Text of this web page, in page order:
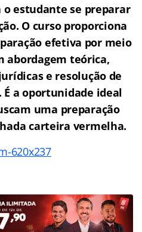
o estudante se preparar
O curso proporciona
efetiva por meio
abordagem teórica,
e resolução de
a oportunidade ideal
uma preparação
carteira vermelha.